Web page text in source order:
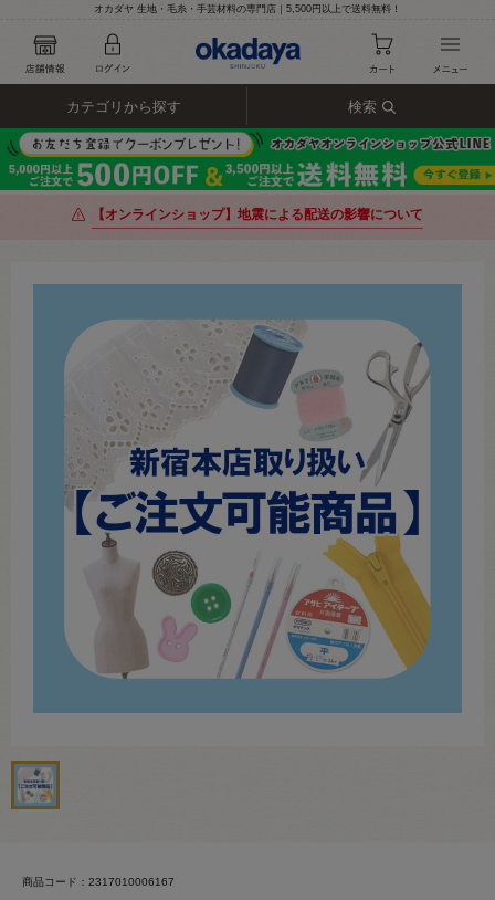
オカダヤ 生地・毛糸・手芸材料の専門店｜5,500円以上で送料無料！
カテゴリから探す 検索
【オンラインショップ】地震による配送の影響について
商品コード：2317010006167